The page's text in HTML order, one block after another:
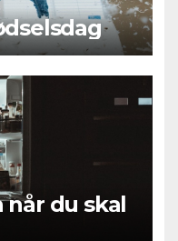
fødselsdag
du skal